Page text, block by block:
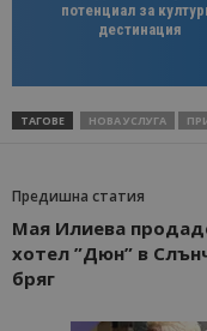
потенциал за
дестинация
ТАГОВЕ НОВА УСЛУГА
Предишна статия
Мая Илиева
хотел ”Дюн” в
бряг